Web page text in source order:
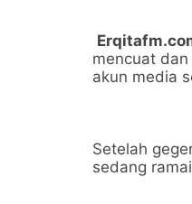
mencuat
akun media
Setelah
sedang